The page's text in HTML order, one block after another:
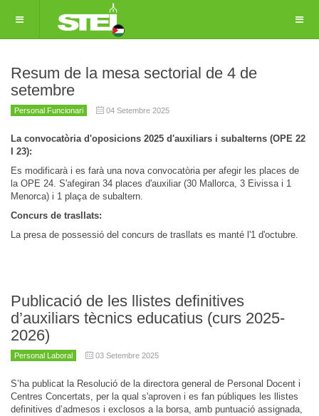
Resum de la mesa sectorial de 4 de
setembre
Personal Funcionari 04 Setembre 2025
La convocatòria d'oposicions 2025 d'auxiliars i subalterns (OPE 22
I 23):
Es modificarà i es farà una nova convocatòria per afegir les places de
la OPE 24. S'afegiran 34 places d'auxiliar (30 Mallorca, 3 Eivissa i 1
Menorca) i 1 plaça de subaltern.
Concurs de trasllats:
La presa de possessió del concurs de trasllats es manté l'1 d'octubre.
Publicació de les llistes definitives
d’auxiliars tècnics educatius (curs 2025-
2026)
Personal Laboral 03 Setembre 2025
S’ha publicat la Resolució de la directora general de Personal Docent i
Centres Concertats, per la qual s'aproven i es fan públiques les llistes
definitives d’admesos i exclosos a la borsa, amb puntuació assignada,